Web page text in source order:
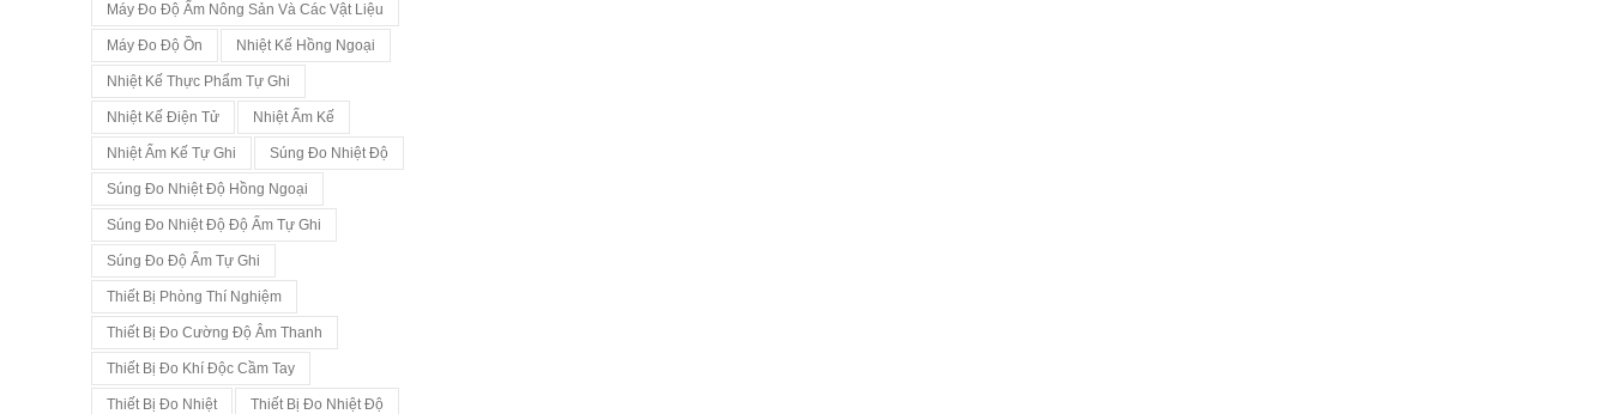
Máy Đo Độ Ẩm Nông Sản Và Các Vật Liệu
Máy Đo Độ Ồn Nhiệt Kế Hồng Ngoại
Nhiệt Kế Thực Phẩm Tự Ghi
Nhiệt Kế Điện Tử Nhiệt Ẩm Kế
Nhiệt Ẩm Kế Tự Ghi Súng Đo Nhiệt Độ
Súng Đo Nhiệt Độ Hồng Ngoại
Súng Đo Nhiệt Độ Độ Ẩm Tự Ghi
Súng Đo Độ Ẩm Tự Ghi
Thiết Bị Phòng Thí Nghiệm
Thiết Bị Đo Cường Độ Âm Thanh
Thiết Bị Đo Khí Độc Cầm Tay
Thiết Bị Đo Nhiệt Thiết Bị Đo Nhiệt Độ